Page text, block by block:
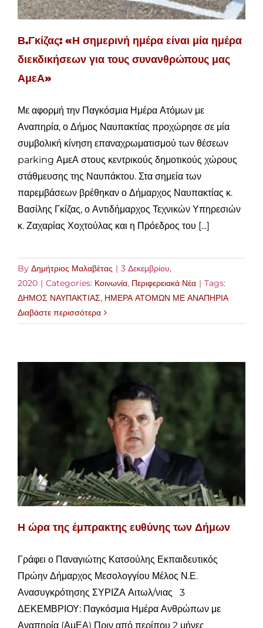
Β.Γκίζας: «Η σημερινή ημέρα είναι μία ημέρα
διεκδικήσεων για τους συνανθρώπους μας
ΑμεΑ»
Με αφορμή την Παγκόσμια Ημέρα Ατόμων με
Αναπηρία, ο Δήμος Ναυπακτίας προχώρησε σε μία
συμβολική κίνηση επαναχρωματισμού των θέσεων
parking ΑμεΑ στους κεντρικούς δημοτικούς χώρους
στάθμευσης της Ναυπάκτου. Στα σημεία των
παρεμβάσεων βρέθηκαν ο Δήμαρχος Ναυπακτίας κ.
Βασίλης Γκίζας, ο Αντιδήμαρχος Τεχνικών Υπηρεσιών
κ. Ζαχαρίας Χοχτούλας και η Πρόεδρος του [...]
By Δημήτριος Μαλαβέτας | 3 Δεκεμβρίου,
2020 | Categories: Κοινωνία, Περιφερειακά Νέα | Tags:
ΔΗΜΟΣ ΝΑΥΠΑΚΤΙΑΣ, ΗΜΕΡΑ ΑΤΟΜΩΝ ΜΕ ΑΝΑΠΗΡΙΑ
Διαβάστε περισσότερα
Η ώρα της έμπρακτης ευθύνης των Δήμων
Γράφει ο Παναγιώτης Κατσούλης Εκπαιδευτικός
Πρώην Δήμαρχος Μεσολογγίου Μέλος Ν.Ε.
Ανασυγκρότησης ΣΥΡΙΖΑ Αιτωλ/νιας 3
ΔΕΚΕΜΒΡΙΟΥ: Παγκόσμια Ημέρα Ανθρώπων με
Αναπηρία (ΑμΕΑ) Πριν από περίπου 2 μήνες